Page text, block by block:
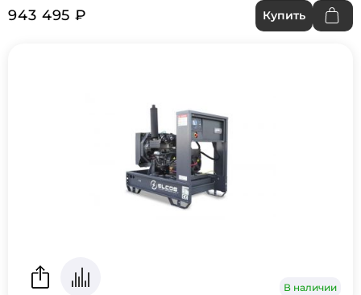
943 495 ₽
Купить
В наличии